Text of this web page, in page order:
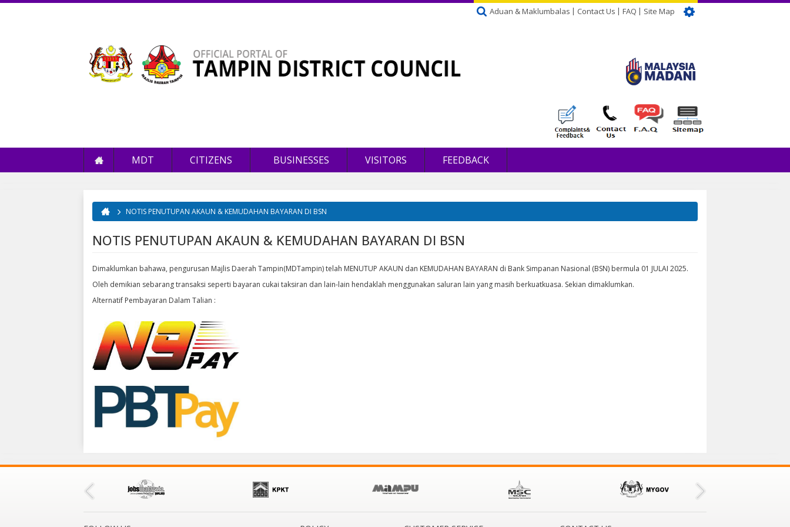
Aduan & Maklumbalas Contact Us FAQ Site Map
MDT CITIZENS BUSINESSES VISITORS FEEDBACK
You are here
NOTIS PENUTUPAN AKAUN & KEMUDAHAN BAYARAN DI BSN
NOTIS PENUTUPAN AKAUN & KEMUDAHAN BAYARAN DI BSN
Dimaklumkan bahawa, pengurusan Majlis Daerah Tampin(MDTampin) telah MENUTUP AKAUN dan KEMUDAHAN BAYARAN di Bank Simpanan Nasional (BSN) bermula 01 JULAI 2025.
Oleh demikian sebarang transaksi seperti bayaran cukai taksiran dan lain-lain hendaklah menggunakan saluran lain yang masih berkuatkuasa. Sekian dimaklumkan.
Alternatif Pembayaran Dalam Talian :